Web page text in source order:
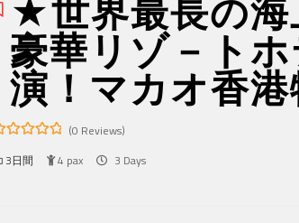
豪華リゾ－ト
演！マカオ香
(0 Reviews)
3日間
4 pax 3 Days